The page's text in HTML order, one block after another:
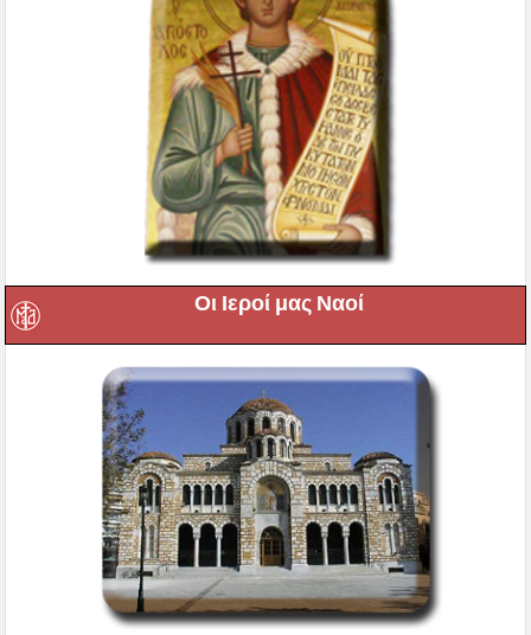
Οι Ιεροί μας Ναοί